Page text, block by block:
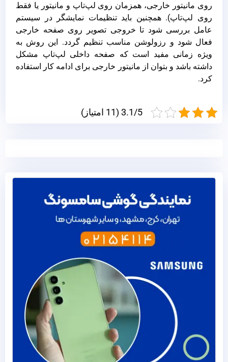
روی مانیتور خارجی، همزمان روی لپ‌تاپ و مانیتور یا فقط
روی لپ‌تاپ). همچنین باید تنظیمات نمایشگر در سیستم
عامل بررسی شود تا خروجی تصویر روی صفحه خارجی
فعال شود و رزولوشن مناسب تنظیم گردد. این روش به
ویژه زمانی مفید است که صفحه داخلی لپ‌تاپ مشکل
داشته باشد و بتوان از مانیتور خارجی برای ادامه کار استفاده
کرد.
3.1/5 (11 امتیاز)